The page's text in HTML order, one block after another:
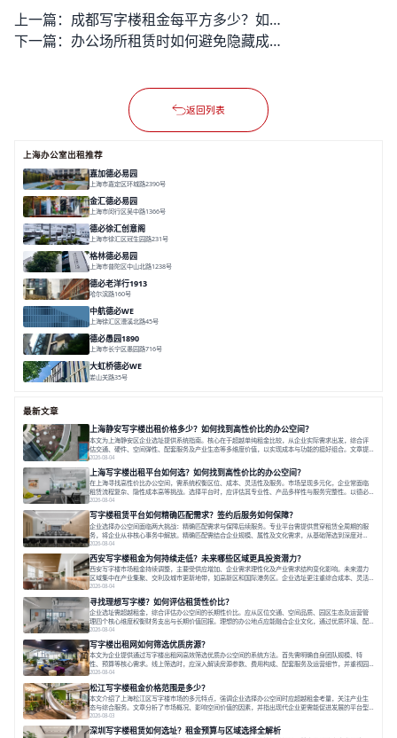
上一篇：
成都写字楼租金每平方多少？如何选择性价比高的办公空间？
下一篇：
办公场所租赁时如何避免隐藏成本与空间浪费？
返回列表
上海办公室出租推荐
嘉加德必易园
上海市嘉定区环城路2390号
金汇德必易园
上海市闵行区吴中路1366号
德必徐汇创意阁
上海市徐汇区冠生园路231号
格林德必易园
上海市普陀区中山北路1238号
德必老洋行1913
哈尔滨路160号
中航德必WE
上海徐汇区漕溪北路45号
德必愚园1890
上海市长宁区愚园路716号
大虹桥德必WE
娄山关路35号
最新文章
上海静安写字楼出租价格多少？如何找到高性价比的办公空间？
本文为上海静安区企业选址提供系统指南。核心在于超越单纯租金比较，从企业实际需求出发，综合评
估交通、硬件、空间弹性、配套服务及产业生态等多维度价值，以实现成本与功能的挺好组合。文章提
出打破固定工位思维，采用精装灵活空间与共享配套以提升性价比，并通过不同规模企业的实际案例加
以说明。之后指出，专业运营服务商提供的稳定环境、社群活动与产业集聚等增值服务，是很大化空间
价值、助力企业成长的关键。对于许多在
2026-08-04
上海写字楼出租平台如何选？如何找到高性价比的办公空间？
在上海寻找高性价比办公空间，需系统权衡区位、成本、灵活性及服务。市场呈现多元化，企业常面临
租赁流程复杂、隐性成本高等挑战。选择平台时，应评估其专业性、产品多样性与服务完整性。以德必
为例，其提供从空间到生态的解决方案，通过特色园区、灵活产品和丰富配套，满足不同企业需求。企
业应明确自身需求，实地考察，选择能支持长期发展、提升竞争力的办公空间。在上海寻找合适的办公
空间，对于企业行政负责人、中小企业主
2026-08-04
写字楼租赁平台如何精确匹配需求？签约后服务如何保障？
企业选择办公空间面临两大挑战：精确匹配需求与保障后续服务。专业平台需提供贯穿租赁全周期的服
务，将企业从非核心事务中解放。精确匹配需结合企业规模、属性及文化需求，从基础筛选到深度对
接；签约后则需构建覆盖硬件运维、共享配套及专业物业的全周期保障体系。德必集团通过标准化服务
与个性化运营结合，以全国布局和产业生态圈为企业提供稳定支持，体现了从信息撮合到深度服务的能
力转变。在为企业寻找办公空间的过程中，
2026-08-04
西安写字楼租金为何持续走低？未来哪些区域更具投资潜力？
西安写字楼市场租金持续调整，主要受供应增加、企业需求理性化及产业需求结构变化影响。未来潜力
区域集中在产业集聚、交利及城市更新地带，如高新区和国际港务区。企业选址更注重综合成本、灵活
性与员工体验，倾向于提供全包式服务的办公空间。专业运营方通过空间优化与社群服务，助力企业成
长，推动市场向多元化、高性价比方向发展。近年来，西安写字楼市场呈现出租金持续调整的态势，这
一现象引发了的广泛关注。作为西部重要
2026-08-04
寻找理想写字楼？如何评估租赁性价比？
企业选址需超越租金，综合评估办公空间的长期性价比。应从区位交通、空间品质、园区生态及运营管
理四个核心维度权衡财务支出与长期价值回报。理想的办公地点应能融合企业文化，通过优质环境、配
套服务及社群资源赋能业务增长，实现成本与价值的平衡。对于许多正在成长或寻求稳定发展的企业而
言，寻找一处合适的办公空间是一项至关重要的决策。这不仅关系到团队的日常工作效率与协作氛围，
更直接影响着企业的品牌形象、运营成本
2026-08-04
写字楼出租网如何筛选优质房源？
本文为企业提供通过写字楼出租网高效筛选优质办公空间的系统方法。首先需明确自身团队规模、特
性、预算等核心需求。线上筛选时，应深入解读房源参数、费用构成、配套服务及运营细节，并重视园
区产业生态与交通区位价值。同时，需考察运营方的品牌背景与持续服务能力。完成线上初选后，必须
进行线下实地验证，核对空间实景、测试设施、感受园区氛围并确认合同条款，从而做出精确决策。在
数字化时代，写字楼出租网已成为企业寻找
2026-08-04
松江写字楼租金价格范围是多少？
本文介绍了上海松江区写字楼市场的多元特点，强调企业选择办公空间时应超越租金考量，关注产业生
态与综合服务。文章分析了市场概况、影响空间价值的因素，并指出现代企业更需能促进发展的平台型
空间。之后，以德必集团为例，说明运营方如何通过构建服务生态助力企业成长，建议企业系统评估需
求与长期价值，选择匹配的发展载体。对于许多寻求在上海松江区设立或扩展办公空间的企业而言，了
解该区域的写字楼市场概况是决策的首先
2026-08-03
深圳写字楼租赁如何选址？租金预算与区域选择全解析